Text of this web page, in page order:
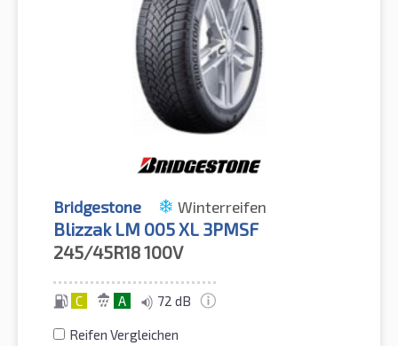
Bridgestone Winterreifen
Blizzak LM 005 XL 3PMSF
245/45R18100V
C A 72 dB
Reifen Vergleichen